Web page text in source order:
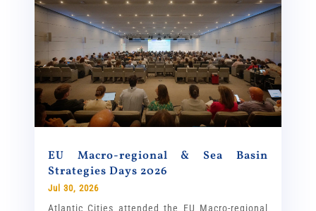
EU Macro-regional & Sea Basin
Strategies Days 2026
Jul 30, 2026
Atlantic Cities attended the EU Macro-regional